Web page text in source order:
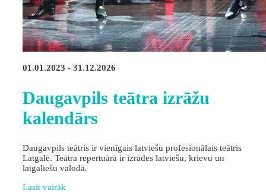
01.01.2023 - 31.12.2026
Daugavpils teātra izrāžu
kalendārs
Daugavpils teātris ir vienīgais latviešu profesionālais teātris
Latgalē. Teātra repertuārā ir izrādes latviešu, krievu un
latgaliešu valodā.
Lasīt vairāk